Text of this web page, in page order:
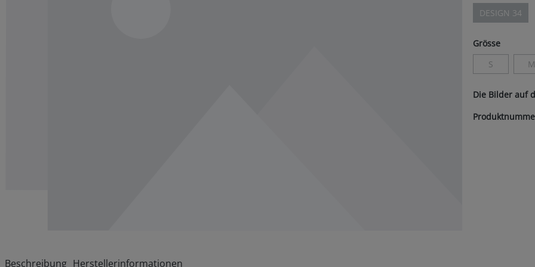
DESIGN 34
(Diese
Grösse
S(Diese M
Die Bilder auf
Beschreibung Herstellerinformationen